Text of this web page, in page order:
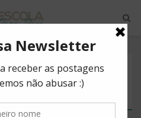
BY TAG